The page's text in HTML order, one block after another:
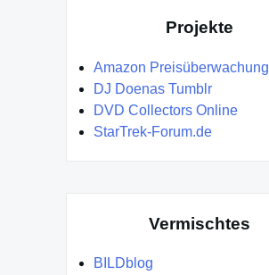
Projekte
Amazon Preisüberwachung
DJ Doenas Tumblr
DVD Collectors Online
StarTrek-Forum.de
Vermischtes
BILDblog